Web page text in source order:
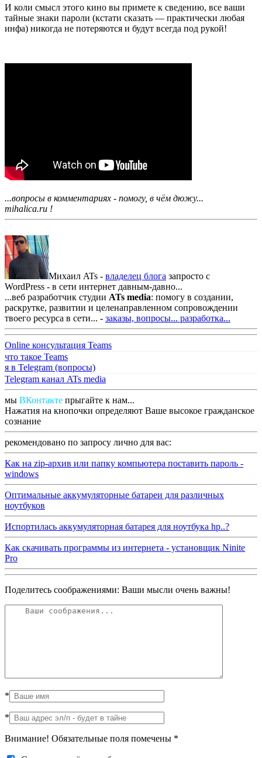
И коли смысл этого кино вы примете к сведению, все ваши
тайные знаки пароли (кстати сказать — практически любая
инфа) никогда не потеряются и будут всегда под рукой!
...вопросы в комментариях - помогу, в чём дюжу...
mihalica.ru !
Михаил ATs - владелец блога запросто с
WordPress - в сети интернет давным-давно...
...веб разработчик студии ATs media: помогу в создании,
раскрутке, развитии и целенаправленном сопровождении
твоего ресурса в сети... - заказы, вопросы... разработка...
Online консультация Teams
что такое Teams
я в Telegram (вопросы)
Telegram канал ATs media
мы ВКонтакте прыгайте к нам...
Нажатия на кнопочки определяют Ваше высокое гражданское
сознание
рекомендовано по запросу лично для вас:
Как на zip-архив или папку компьютера поставить пароль -
windows
Оптимальные аккумуляторные батареи для различных
ноутбуков
Испортилась аккумуляторная батарея для ноутбука hp..?
Как скачивать программы из интернета - установщик Ninite
Pro
Поделитесь соображениями: Ваши мысли очень важны!
*
*
Внимание! Обязательные поля помечены *